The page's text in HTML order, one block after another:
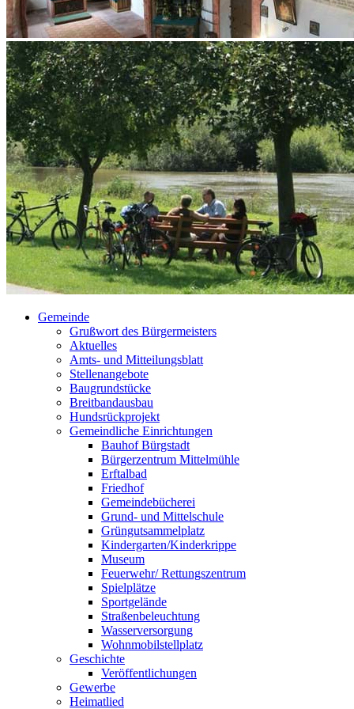
Gemeinde
Grußwort des Bürgermeisters
Aktuelles
Amts- und Mitteilungsblatt
Stellenangebote
Baugrundstücke
Breitbandausbau
Hundsrückprojekt
Gemeindliche Einrichtungen
Bauhof Bürgstadt
Bürgerzentrum Mittelmühle
Erftalbad
Friedhof
Gemeindebücherei
Grund- und Mittelschule
Grüngutsammelplatz
Kindergarten/Kinderkrippe
Museum
Feuerwehr/ Rettungszentrum
Spielplätze
Sportgelände
Straßenbeleuchtung
Wasserversorgung
Wohnmobilstellplatz
Geschichte
Veröffentlichungen
Gewerbe
Heimatlied